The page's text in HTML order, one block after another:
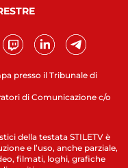
presso il Tribunale di
di Comunicazione c/o
della testata STILETV è
e l’uso, anche parziale,
filmati, loghi, grafiche